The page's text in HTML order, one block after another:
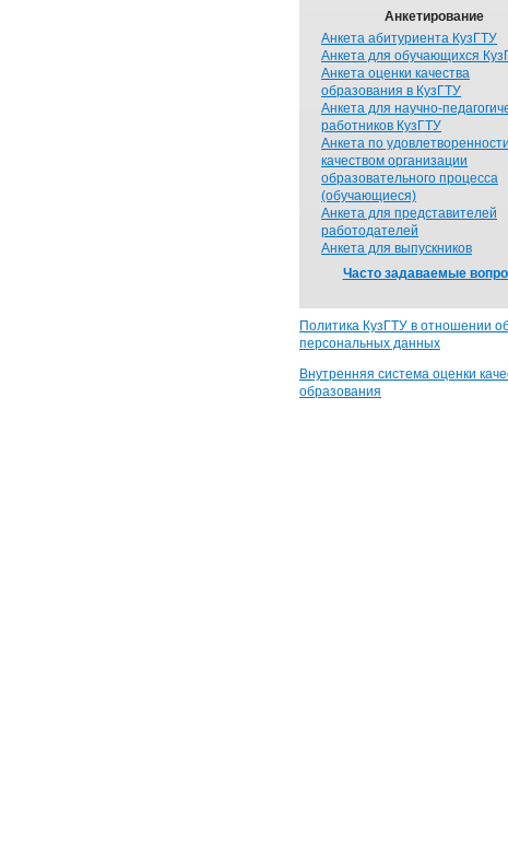
Анкетирование
Анкета абитуриента КузГТУ
Анкета для обучающихся
Анкета оценки качества
образования в КузГТУ
Анкета для научно-
работников КузГТУ
Анкета по
качеством организации
образовательного процесса
(обучающиеся)
Анкета для представителей
работодателей
Анкета для выпускников
Часто задаваемые
Политика КузГТУ в отношении
персональных данных
Внутренняя система оценки
образования